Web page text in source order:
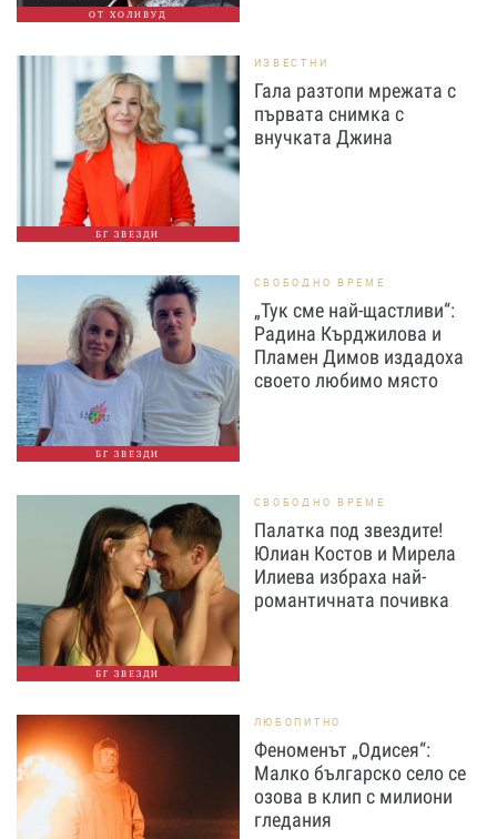
ОТ ХОЛИВУД
БГ ЗВЕЗДИ
ИЗВЕСТНИ
Гала разтопи мрежата с
първата снимка с
внучката Джина
БГ ЗВЕЗДИ
СВОБОДНО ВРЕМЕ
„Тук сме най-щастливи“:
Радина Кърджилова и
Пламен Димов издадоха
своето любимо място
БГ ЗВЕЗДИ
СВОБОДНО ВРЕМЕ
Палатка под звездите!
Юлиан Костов и Мирела
Илиева избраха най-
романтичната почивка
ЛЮБОПИТНО
Феноменът „Одисея“:
Малко българско село се
озова в клип с милиони
гледания